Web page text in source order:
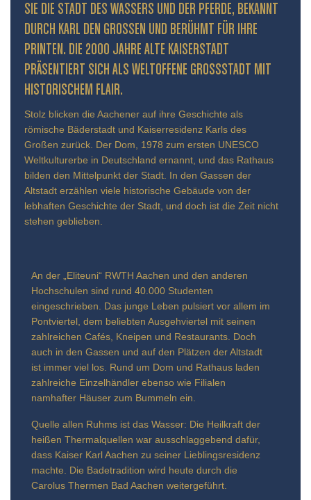
IE DIE STADT DES WASSERS UND DER PFERDE, BEKANNT D
URCH KARL DEN GROSSEN UND BERÜHMT FÜR IHRE PR
INTEN. DIE 2000 JAHRE ALTE KAISERSTADT PR
ÄSENTIERT SICH ALS WELTOFFENE GROSSSTADT MIT HIS
TORISCHEM FLAIR.
Stolz blicken die Aachener auf ihre Geschichte als
römische Bäderstadt und Kaiserresidenz Karls des
Großen zurück. Der Dom, 1978 zum ersten UNESCO
Weltkulturerbe in Deutschland ernannt, und das Rathaus
bilden den Mittelpunkt der Stadt. In den Gassen der
Altstadt erzählen viele historische Gebäude von der
lebhaften Geschichte der Stadt, und doch ist die Zeit nicht
stehen geblieben.
An der „Eliteuni“ RWTH Aachen und den anderen
Hochschulen sind rund 40.000 Studenten
eingeschrieben. Das junge Leben pulsiert vor allem im
Pontviertel, dem beliebten Ausgehviertel mit seinen
zahlreichen Cafés, Kneipen und Restaurants. Doch
auch in den Gassen und auf den Plätzen der Altstadt
ist immer viel los. Rund um Dom und Rathaus laden
zahlreiche Einzelhändler ebenso wie Filialen
namhafter Häuser zum Bummeln ein.
Quelle allen Ruhms ist das Wasser: Die Heilkraft der
heißen Thermalquellen war ausschlaggebend dafür,
dass Kaiser Karl Aachen zu seiner Lieblingsresidenz
machte. Die Badetradition wird heute durch die
Carolus Thermen Bad Aachen weitergeführt.